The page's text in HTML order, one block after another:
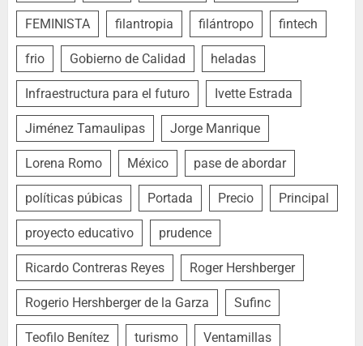
FEMINISTA filantropia filántropo fintech
frio Gobierno de Calidad heladas
Infraestructura para el futuro Ivette Estrada
Jiménez Tamaulipas Jorge Manrique
Lorena Romo México pase de abordar
políticas púbicas Portada Precio Principal
proyecto educativo prudence
Ricardo Contreras Reyes Roger Hershberger
Rogerio Hershberger de la Garza Sufinc
Teofilo Benítez turismo Ventamillas